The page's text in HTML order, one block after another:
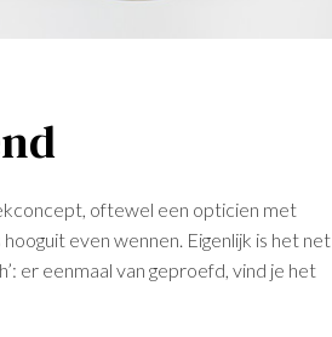
oftewel een opticien met
even wennen. Eigenlijk is het net
er eenmaal van geproefd, vind je het